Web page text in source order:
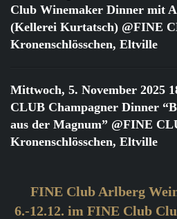
Club Winemaker Dinner mit
(Kellerei Kurtatsch) @FINE
Kronenschlösschen, Eltville
Mittwoch, 5. November 2025
CLUB Champagner Dinner
aus der Magnum” @FINE
Kronenschlösschen, Eltville
FINE Club Arlberg
6.-12.12. im FINE Club